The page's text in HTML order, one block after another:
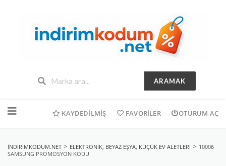
ARAMAK
geç
KAYDEDILMIŞ FAVORILER OTURUM AÇ
INDIRIMKODUM.NET > ELEKTRONIK, BEYAZ EŞYA, KÜÇÜK EV ALETLERI > 1000₺
SAMSUNG PROMOSYON KODU